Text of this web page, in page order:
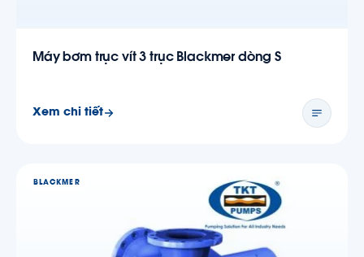
Máy bơm trục vít 3 trục Blackmer dòng S
Xem chi tiết
BLACKMER